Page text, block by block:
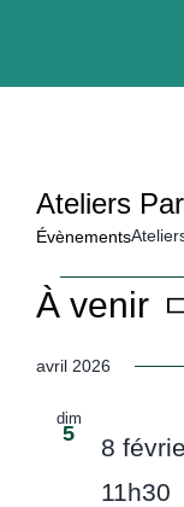
Ateliers
Évènements
À venir
une
date.
avril 2026
dim
5 8
11h30